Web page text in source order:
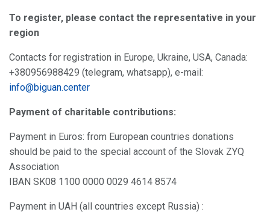
To register, please contact the representative in your
region
Contacts for registration in Europe, Ukraine, USA, Canada:
+380956988429 (telegram, whatsapp), e-mail:
info@biguan.center
Payment of charitable contributions:
Payment in Euros: from European countries donations
should be paid to the special account of the Slovak ZYQ
Association
IBAN SK08 1100 0000 0029 4614 8574
Payment in UAH (all countries except Russia) :